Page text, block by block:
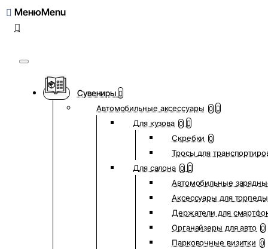
Меню
Сувениры
Автомобильные аксессуары 0
Для кузова 0
Скребки 0
Тросы для
Для салона 0
Автомобильные
Аксессуары для
Держатели для
Органайзеры для авто 0
Парковочные визитки 0